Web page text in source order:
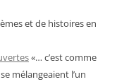
et de histoires en
«… c’est comme
mélangeaient l’un